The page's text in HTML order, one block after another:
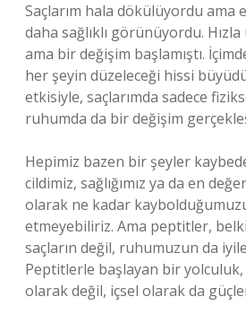
Saçlarım hala dökülüyordu ama
daha sağlıklı görünüyordu.
ama bir değişim başlamıştı.
her şeyin düzeleceği hissi
etkisiyle, saçlarımda sadece
ruhumda da bir değişim
Hepimiz bazen bir şeyler
cildimiz, sağlığımız ya da en
olarak ne kadar
etmeyebiliriz. Ama peptitler, belki
saçların değil, ruhumuzun da
Peptitlerle başlayan bir yolculuk,
olarak değil, içsel olarak da